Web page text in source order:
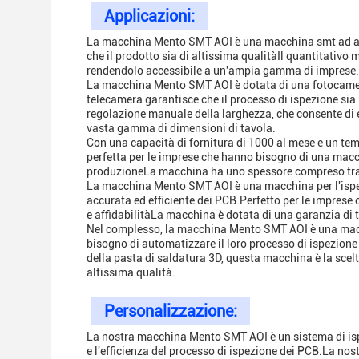
Applicazioni:
La macchina Mento SMT AOI è una macchina smt
che il prodotto sia di altissima qualitàIl quantitativo
rendendolo accessibile a un'ampia gamma di imprese.
La macchina Mento SMT AOI è dotata di una
telecamera garantisce che il processo di ispezione
regolazione manuale della larghezza, che consente
vasta gamma di dimensioni di tavola.
Con una capacità di fornitura di 1000 al mese e un
perfetta per le imprese che hanno bisogno di una
produzioneLa macchina ha uno spessore compreso
La macchina Mento SMT AOI è una macchina per
accurata ed efficiente dei PCB.Perfetto per le
e affidabilitàLa macchina è dotata di una garanzia di
Nel complesso, la macchina Mento SMT AOI è una
bisogno di automatizzare il loro processo di
della pasta di saldatura 3D, questa macchina è la
altissima qualità.
Personalizzazione:
La nostra macchina Mento SMT AOI è un sistema
e l'efficienza del processo di ispezione dei PCB.La